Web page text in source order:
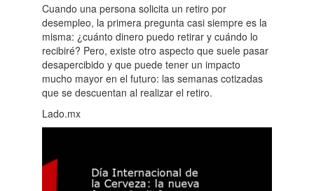
Cuando una persona solicita un retiro por
desempleo, la primera pregunta casi siempre es la
misma: ¿cuánto dinero puedo retirar y cuándo lo
recibiré? Pero, existe otro aspecto que suele pasar
desapercibido y que puede tener un impacto
mucho mayor en el futuro: las semanas cotizadas
que se descuentan al realizar el retiro.
Lado.mx